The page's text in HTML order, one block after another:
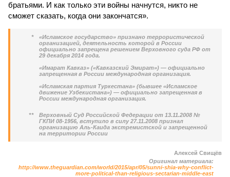
братьями. И как только эти войны начнутся, никто не
сможет сказать, когда они закончатся».
*
«Исламское государство» признано террористической
организацией, деятельность которой в России
официально запрещена решением Верховного суда РФ от
29 декабря 2014 года.
«Имарат Кавказ» («Кавказский Эмират») — официально
запрещенная в России международная организация.
«Исламская партия Туркестана» (бывшее «Исламское
движение Узбекистана») — официально запрещенная в
России международная организация.
**
Верховный Суд Российской Федерации от 13.11.2008 №
ГКПИ 08-1956, вступило в силу 27.11.2008 признал
организацию Аль-Каида экстремистской и запрещенной
на территории России
Алексей Свищёв
Оригинал материала:
http://www.theguardian.com/world/2015/apr/05/sunni-shia-why-conflict-
more-political-than-religious-sectarian-middle-east